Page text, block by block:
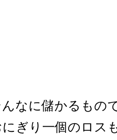
なに儲かるもの
ぎり一個のロス